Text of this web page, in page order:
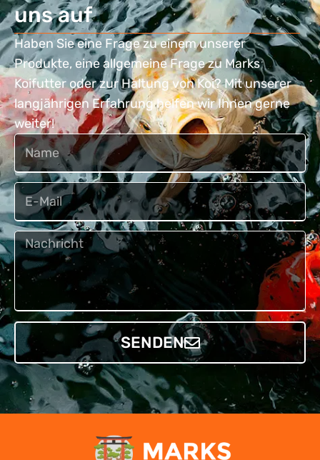
uns auf
Haben Sie eine Frage zu einem unserer
Produkte, eine allgemeine Frage zu Marks
Koifutter oder zur Haltung von Koi? Mit unserer
langjährigen Erfahrung helfen wir Ihnen gerne
weiter!
Naam
Email
Bericht
SENDEN